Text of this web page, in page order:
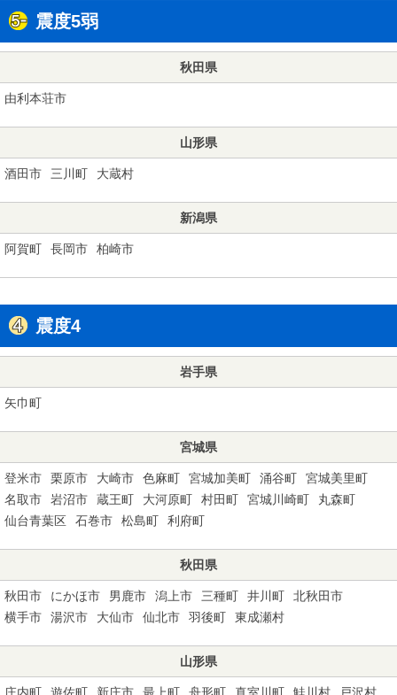
震度5弱
秋田県
由利本荘市
山形県
酒田市 三川町 大蔵村
新潟県
阿賀町 長岡市 柏崎市
震度4
岩手県
矢巾町
宮城県
登米市 栗原市 大崎市 色麻町 宮城加美町 涌谷町
宮城美里町
名取市
岩沼市 蔵王町 大河原町 村田町 宮城川崎町
丸森町
仙台青葉区
石巻市 松島町 利府町
秋田県
秋田市 にかほ市 男鹿市 潟上市 三種町 井川町
北秋田市
横手市
湯沢市 大仙市 仙北市 羽後町 東成瀬村
山形県
庄内町 遊佐町 新庄市 最上町 舟形町 真室川町 鮭川村 戸沢村